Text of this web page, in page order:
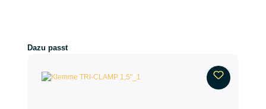
Produktgalerie überspringen
Dazu passt